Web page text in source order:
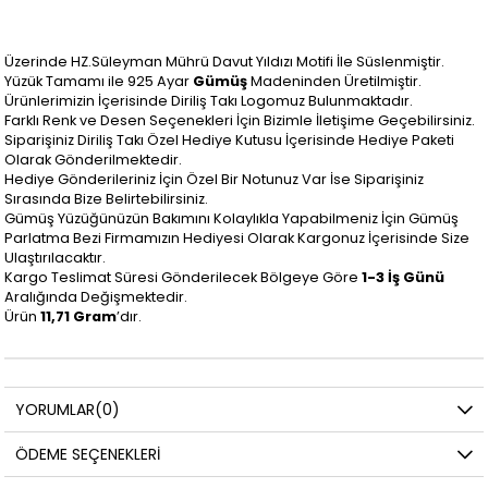
Üzerinde HZ.Süleyman Mührü Davut Yıldızı Motifi İle Süslenmiştir.
Yüzük Tamamı ile 925 Ayar GümüşMadeninden Üretilmiştir.
Ürünlerimizin İçerisinde Diriliş Takı Logomuz Bulunmaktadır.
Farklı Renk ve Desen Seçenekleri İçin Bizimle İletişime Geçebilirsiniz.
Siparişiniz Diriliş Takı Özel Hediye Kutusu İçerisinde Hediye Paketi
Olarak Gönderilmektedir.
Hediye Gönderileriniz İçin Özel Bir Notunuz Var İse Siparişiniz
Sırasında Bize Belirtebilirsiniz.
Gümüş Yüzüğünüzün Bakımını Kolaylıkla Yapabilmeniz İçin Gümüş
Parlatma Bezi Firmamızın Hediyesi Olarak Kargonuz İçerisinde Size
Ulaştırılacaktır.
Kargo Teslimat Süresi Gönderilecek Bölgeye Göre1-3 İş Günü
Aralığında Değişmektedir.
Ürün11,71 Gram’dır.
YORUMLAR(0)
ÖDEME SEÇENEKLERI